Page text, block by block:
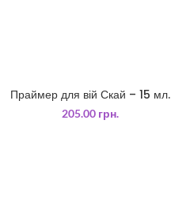
ДОДАТИ В КОШИК
Праймер для вій Скай – 15 мл.
205.00 грн.